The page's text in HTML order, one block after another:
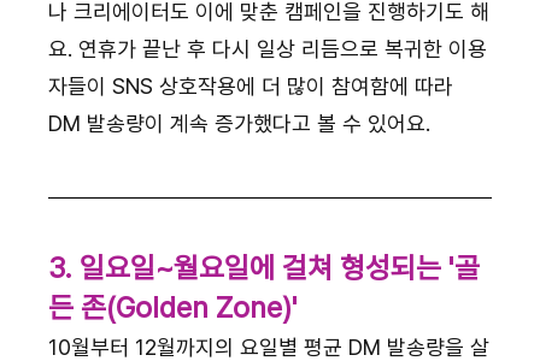
나 크리에이터도 이에 맞춘 캠페인을 진행하기도 해
요. 연휴가 끝난 후 다시 일상 리듬으로 복귀한 이용
자들이 SNS 상호작용에 더 많이 참여함에 따라
DM 발송량이 계속 증가했다고 볼 수 있어요.
3. 일요일~월요일에 걸쳐 형성되는 '골
든 존(Golden Zone)'
10월부터 12월까지의 요일별 평균 DM 발송량을 살